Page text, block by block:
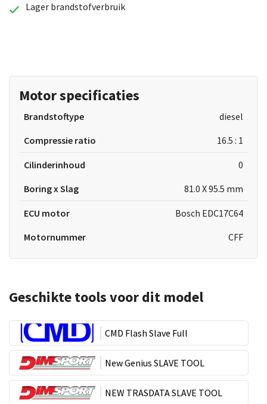
Lager brandstofverbruik
Motor specificaties
Brandstoftype
diesel
Compressie ratio
16.5 : 1
Cilinderinhoud
0
Boring x Slag
81.0 X 95.5 mm
ECU motor
Bosch EDC17C64
Motornummer
CFF
Geschikte tools voor dit model
CMD Flash Slave Full
New Genius SLAVE TOOL
NEW TRASDATA SLAVE TOOL